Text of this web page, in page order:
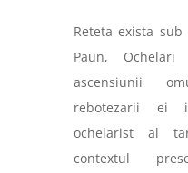
Reteta exista
Paun,
ascensiunii
rebotezarii ei
ochelarist al
contextul